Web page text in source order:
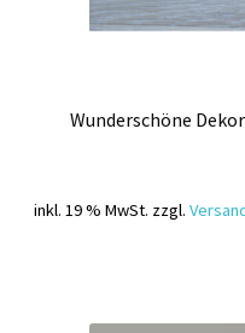
Wunderschöne
inkl. 19 % MwSt. zzgl.